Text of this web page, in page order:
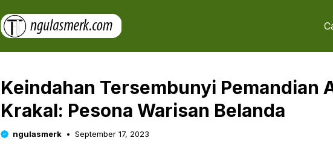
Keindahan Tersembunyi Pemandian
Krakal: Pesona Warisan Belanda
ngulasmerk September 17, 2023